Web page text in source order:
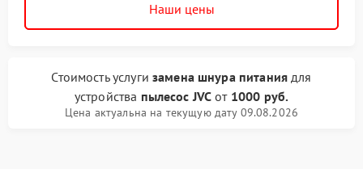
Наши цены
Стоимость услуги замена шнура питаниядля
устройства пылесос JVC от 1000 руб.
Цена актуальна на текущую дату 09.08.2026